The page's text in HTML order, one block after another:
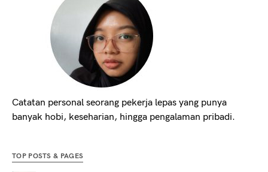
Catatan personal seorang pekerja lepas yang punya
banyak hobi, keseharian, hingga pengalaman pribadi.
TOP POSTS & PAGES